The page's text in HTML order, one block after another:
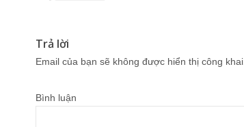
Trả lời
Email của bạn sẽ không được hiển thị công khai.
Bình luận